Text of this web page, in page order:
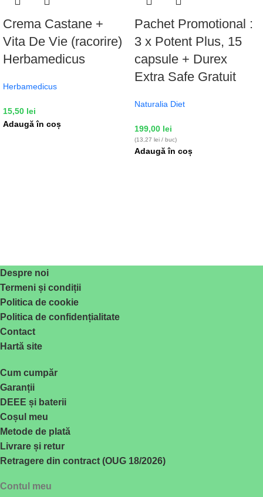
Crema Castane +
Vita De Vie (racorire)
Herbamedicus
Herbamedicus
15,50 lei
Adaugă în coș
Pachet Promotional :
3 x Potent Plus, 15
capsule + Durex
Extra Safe Gratuit
Naturalia Diet
199,00 lei
(13,27 lei / buc)
Adaugă în coș
Despre noi
Termeni și condiții
Politica de cookie
Politica de confidențialitate
Contact
Hartă site
Cum cumpăr
Garanții
DEEE și baterii
Coșul meu
Metode de plată
Livrare și retur
Retragere din contract (OUG 18/2026)
Contul meu